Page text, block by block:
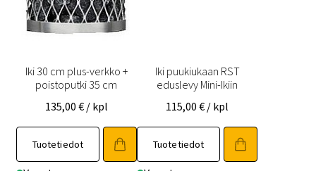
Iki 30 cm plus-verkko +
poistoputki 35 cm
135,00 € / kpl
Tuotetiedot
Iki puukiukaan RST
eduslevy Mini-Ikiin
115,00€ / kpl
Tuotetiedot